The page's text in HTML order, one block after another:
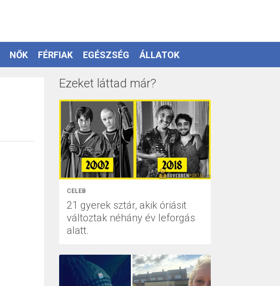
NŐK FÉRFIAK EGÉSZSÉG ÁLLATOK
Ezeket láttad már?
CELEB
21 gyerek sztár, akik óriásit
változtak néhány év leforgás
alatt.